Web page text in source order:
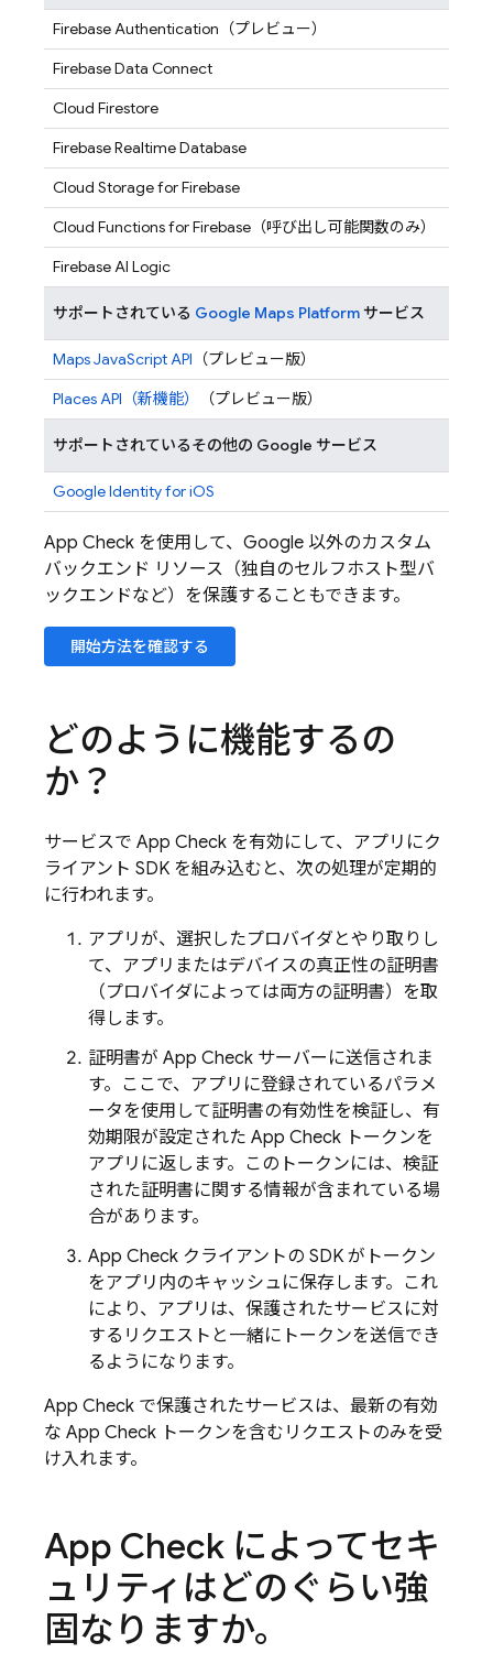
Firebase Authentication （プレビュー）
Firebase Data Connect
Cloud Firestore
Firebase Realtime Database
Cloud Storage for Firebase
Cloud Functions for Firebase （呼び出し可能関数のみ）
Firebase AI Logic
サポートされている Google Maps Platformサービス
Maps JavaScript API （プレビュー版）
Places API（新機能）
（プレビュー版）
サポートされているその他の Google サービス
Google Identity for iOS
App Check を使用して、Google 以外のカスタム
バックエンド リソース（独自のセルフホスト型バ
ックエンドなど）を保護することもできます。
開始方法を確認する
どのように機能するの
か？
サービスで App Check を有効にして、アプリにク
ライアント SDK を組み込むと、次の処理が定期的
に行われます。
アプリが、選択したプロバイダとやり取りし
て、アプリまたはデバイスの真正性の証明書
（プロバイダによっては両方の証明書）を取
得します。
証明書が App Check サーバーに送信されま
す。ここで、アプリに登録されているパラメ
ータを使用して証明書の有効性を検証し、有
効期限が設定された App Check トークンを
アプリに返します。このトークンには、検証
された証明書に関する情報が含まれている場
合があります。
App Check クライアントの SDK がトークン
をアプリ内のキャッシュに保存します。これ
により、アプリは、保護されたサービスに対
するリクエストと一緒にトークンを送信でき
るようになります。
App Check で保護されたサービスは、最新の有効
な App Check トークンを含むリクエストのみを受
け入れます。
App Check によってセキ
ュリティはどのぐらい強
固なりますか。